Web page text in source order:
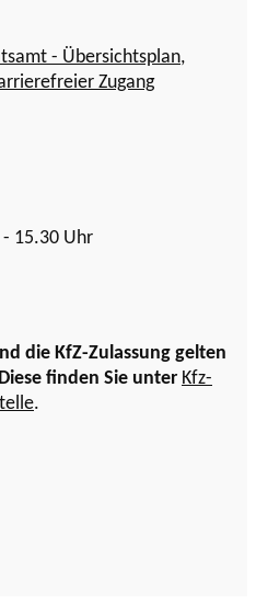
- Übersichtsplan,
Zugang
15.30 Uhr
die KfZ-Zulassung gelten
finden Sie unter Kfz-
.